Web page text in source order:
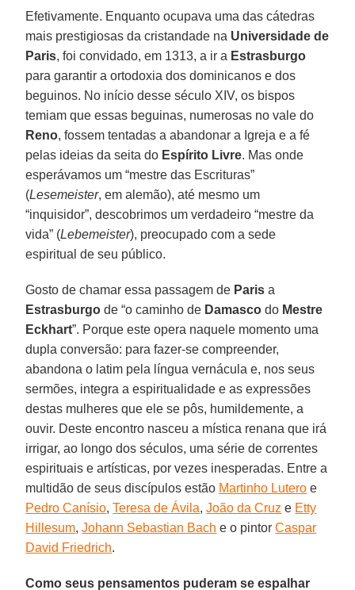
Efetivamente. Enquanto ocupava uma das cátedras
mais prestigiosas da cristandade na Universidade de
Paris, foi convidado, em 1313, a ir a Estrasburgo
para garantir a ortodoxia dos dominicanos e dos
beguinos. No início desse século XIV, os bispos
temiam que essas beguinas, numerosas no vale do
Reno, fossem tentadas a abandonar a Igreja e a fé
pelas ideias da seita do Espírito Livre. Mas onde
esperávamos um “mestre das Escrituras”
(Lesemeister, em alemão), até mesmo um
“inquisidor”, descobrimos um verdadeiro “mestre da
vida” (Lebemeister), preocupado com a sede
espiritual de seu público.
Gosto de chamar essa passagem de Paris a
Estrasburgo de “o caminho de Damasco do Mestre
Eckhart”. Porque este opera naquele momento uma
dupla conversão: para fazer-se compreender,
abandona o latim pela língua vernácula e, nos seus
sermões, integra a espiritualidade e as expressões
destas mulheres que ele se pôs, humildemente, a
ouvir. Deste encontro nasceu a mística renana que irá
irrigar, ao longo dos séculos, uma série de correntes
espirituais e artísticas, por vezes inesperadas. Entre a
multidão de seus discípulos estão Martinho Lutero e
Pedro Canísio,Teresa de Ávila,João da Cruz e Etty
Hillesum,Johann Sebastian Bach e o pintorCaspar
David Friedrich.
Como seus pensamentos puderam se espalhar